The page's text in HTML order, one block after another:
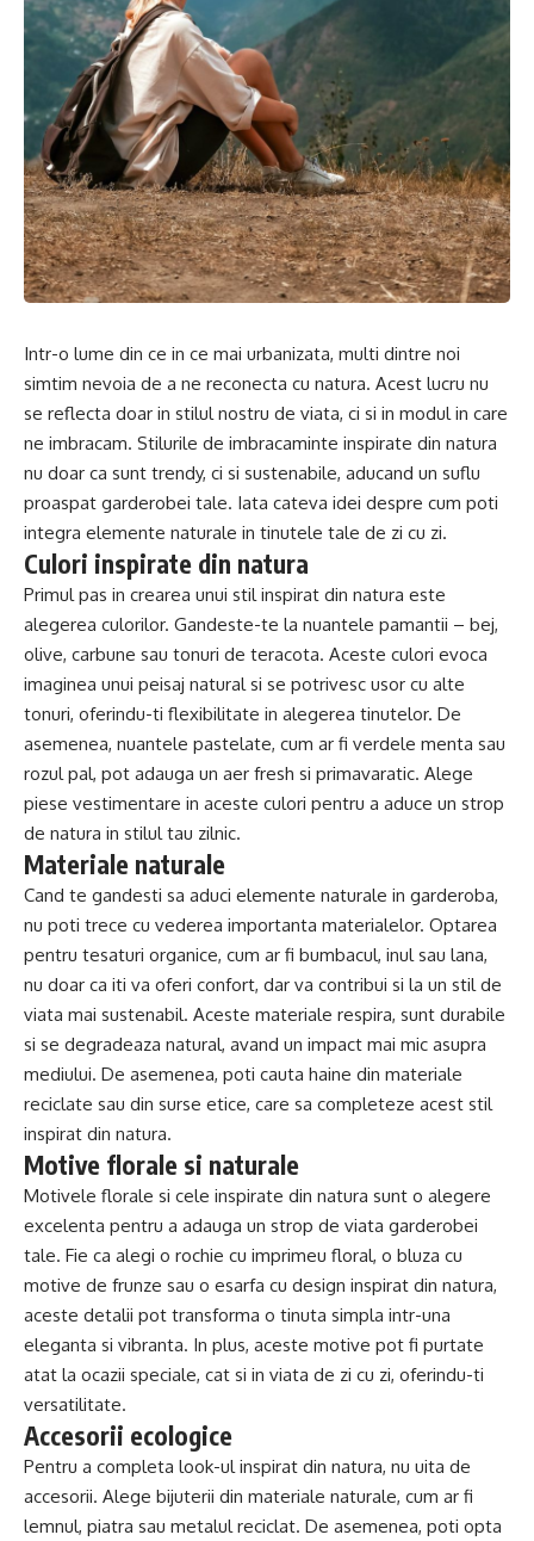
Intr-o lume din ce in ce mai urbanizata, multi dintre noi
simtim nevoia de a ne reconecta cu natura. Acest lucru nu
se reflecta doar in stilul nostru de viata, ci si in modul in care
ne imbracam. Stilurile de imbracaminte inspirate din natura
nu doar ca sunt trendy, ci si sustenabile, aducand un suflu
proaspat garderobei tale. Iata cateva idei despre cum poti
integra elemente naturale in tinutele tale de zi cu zi.
Culori inspirate din natura
Primul pas in crearea unui stil inspirat din natura este
alegerea culorilor. Gandeste-te la nuantele pamantii – bej,
olive, carbune sau tonuri de teracota. Aceste culori evoca
imaginea unui peisaj natural si se potrivesc usor cu alte
tonuri, oferindu-ti flexibilitate in alegerea tinutelor. De
asemenea, nuantele pastelate, cum ar fi verdele menta sau
rozul pal, pot adauga un aer fresh si primavaratic. Alege
piese vestimentare in aceste culori pentru a aduce un strop
de natura in stilul tau zilnic.
Materiale naturale
Cand te gandesti sa aduci elemente naturale in garderoba,
nu poti trece cu vederea importanta materialelor. Optarea
pentru tesaturi organice, cum ar fi bumbacul, inul sau lana,
nu doar ca iti va oferi confort, dar va contribui si la un stil de
viata mai sustenabil. Aceste materiale respira, sunt durabile
si se degradeaza natural, avand un impact mai mic asupra
mediului. De asemenea, poti cauta haine din materiale
reciclate sau din surse etice, care sa completeze acest stil
inspirat din natura.
Motive florale si naturale
Motivele florale si cele inspirate din natura sunt o alegere
excelenta pentru a adauga un strop de viata garderobei
tale. Fie ca alegi o rochie cu imprimeu floral, o bluza cu
motive de frunze sau o esarfa cu design inspirat din natura,
aceste detalii pot transforma o tinuta simpla intr-una
eleganta si vibranta. In plus, aceste motive pot fi purtate
atat la ocazii speciale, cat si in viata de zi cu zi, oferindu-ti
versatilitate.
Accesorii ecologice
Pentru a completa look-ul inspirat din natura, nu uita de
accesorii. Alege bijuterii din materiale naturale, cum ar fi
lemnul, piatra sau metalul reciclat. De asemenea, poti opta